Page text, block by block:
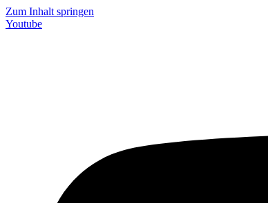
Zum Inhalt springen
Youtube